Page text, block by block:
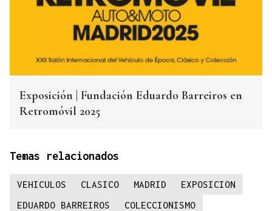
Exposición | Fundación Eduardo Barreiros en
Retromóvil 2025
Temas relacionados
VEHICULOS CLASICO MADRID
EXPOSICION
EDUARDO BARREIROS
COLECCIONISMO